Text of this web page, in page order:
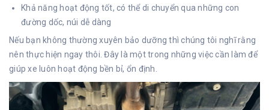
Khả năng hoạt động tốt, có thể di chuyển qua những con
đường dốc, núi dễ dàng
Nếu bạn không thường xuyên bảo dưỡng thì chúng tôi nghĩ rằng
nên thực hiện ngay thôi. Đây là một trong những việc cần làm để
giúp xe luôn hoạt động bền bỉ, ổn định.